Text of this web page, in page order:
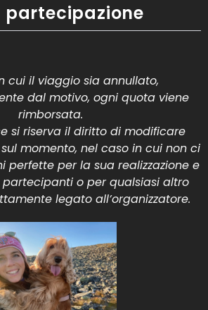
partecipazione
cui il viaggio sia annullato,
dal motivo, ogni quota viene
rimborsata.
si riserva il diritto di modificare
momento, nel caso in cui non ci
perfette per la sua realizzazione e
partecipanti o per qualsiasi altro
legato all’organizzatore.